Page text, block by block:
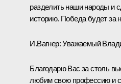
разделить наши народы и
историю. Победа будет за
И.Вагнер:Уважаемый
Благодарю Вас за столь
любим свою профессию и